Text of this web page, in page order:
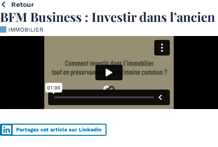
Retour
BFM Business : Investir dans l’ancien
IMMOBILIER
Partagez cet article sur Linkedin